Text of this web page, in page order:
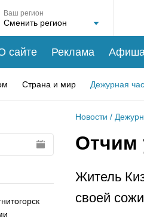
Ваш регион
сайте Реклама Афиша
Страна и мир Дежурная
Новости /
Отчим
Житель
своей